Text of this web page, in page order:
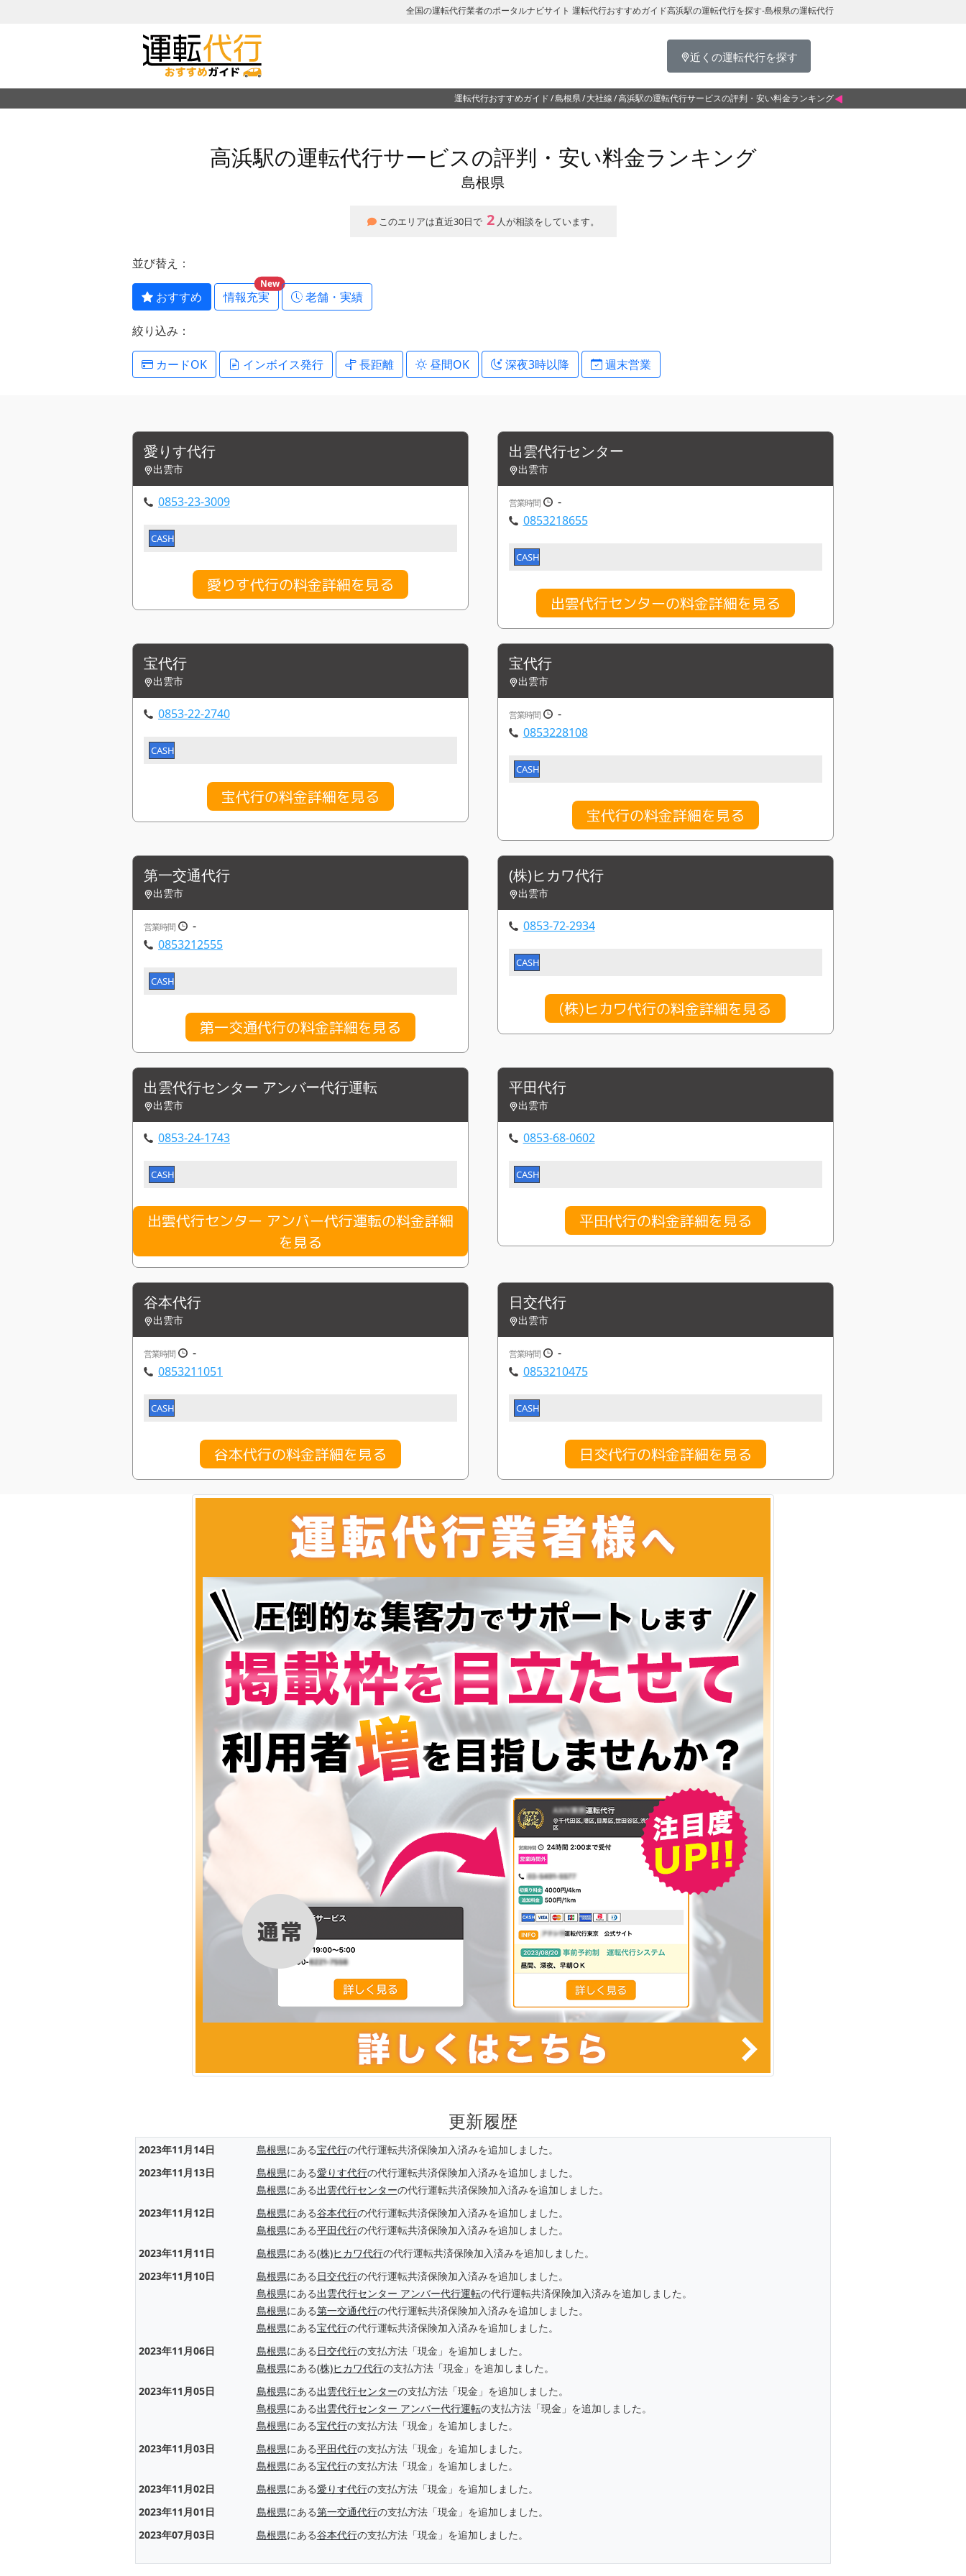
全国の運転代行業者のポータルナビサイト 運転代行おすすめガイド高浜駅の運転代行を探す-島根県の運転代行
近くの運転代行を探す
運転代行おすすめガイド 島根県 大社線 高浜駅の運転代行サービスの評判・安い料金ランキング
高浜駅の運転代行サービスの評判・安い料金ランキング
島根県
このエリアは直近30日で 2 人が相談をしています。
並び替え：
おすすめ 情報充実
New
老舗・実績
絞り込み：
カードOK インボイス発行 長距離 昼間OK 深夜3時以降 週末営業
愛りす代行
出雲市
0853-23-3009
CASH
愛りす代行の料金詳細を見る
出雲代行センター
出雲市
営業時間
-
0853218655
CASH
出雲代行センターの料金詳細を見る
宝代行
出雲市
0853-22-2740
CASH
宝代行の料金詳細を見る
宝代行
出雲市
営業時間
-
0853228108
CASH
宝代行の料金詳細を見る
第一交通代行
出雲市
営業時間
-
0853212555
CASH
第一交通代行の料金詳細を見る
(株)ヒカワ代行
出雲市
0853-72-2934
CASH
(株)ヒカワ代行の料金詳細を見る
出雲代行センター アンバー代行運転
出雲市
0853-24-1743
CASH
出雲代行センター アンバー代行運転の料金詳細
を見る
平田代行
出雲市
0853-68-0602
CASH
平田代行の料金詳細を見る
谷本代行
出雲市
営業時間
-
0853211051
CASH
谷本代行の料金詳細を見る
日交代行
出雲市
営業時間
-
0853210475
CASH
日交代行の料金詳細を見る
更新履歴
2023年11月14日 島根県にある宝代行の代行運転共済保険加入済みを追加しました。
2023年11月13日
島根県にある愛りす代行の代行運転共済保険加入済みを追加しました。
島根県にある出雲代行センターの代行運転共済保険加入済みを追加しました。
2023年11月12日
島根県にある谷本代行の代行運転共済保険加入済みを追加しました。
島根県にある平田代行の代行運転共済保険加入済みを追加しました。
2023年11月11日
島根県にある(株)ヒカワ代行の代行運転共済保険加入済みを追加しました。
2023年11月10日
島根県にある 日交代行の代行運転共済保険加入済みを追加しました。
島根県にある出雲代行センター アンバー代行運転の代行運転共済保険加入済みを追加しました。
島根県にある第一交通代行の代行運転共済保険加入済みを追加しました。
島根県にある宝代行の代行運転共済保険加入済みを追加しました。
2023年11月06日
島根県にある 日交代行の支払方法「現金」を追加しました。
島根県にある(株)ヒカワ代行の支払方法「現金」を追加しました。
2023年11月05日
島根県にある出雲代行センターの支払方法「現金」を追加しました。
島根県にある出雲代行センター アンバー代行運転の支払方法「現金」を追加しました。
島根県にある宝代行の支払方法「現金」を追加しました。
2023年11月03日
島根県にある平田代行の支払方法「現金」を追加しました。
島根県にある宝代行の支払方法「現金」を追加しました。
2023年11月02日
島根県にある愛りす代行の支払方法「現金」を追加しました。
2023年11月01日
島根県にある第一交通代行の支払方法「現金」を追加しました。
2023年07月03日
島根県にある谷本代行の支払方法「現金」を追加しました。